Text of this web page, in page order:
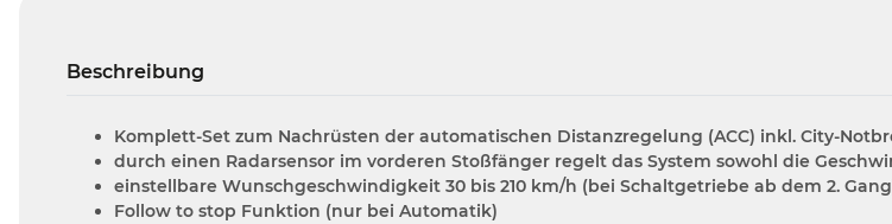
Beschreibung
Komplett-Set zum Nachrüsten der automatischen Distanzregelung (ACC) inkl. City-
durch einen Radarsensor im vorderen Stoßfänger regelt das System sowohl die
einstellbare Wunschgeschwindigkeit 30 bis 210 km/h (bei Schaltgetriebe ab dem 2.
Follow to stop Funktion (nur bei Automatik)